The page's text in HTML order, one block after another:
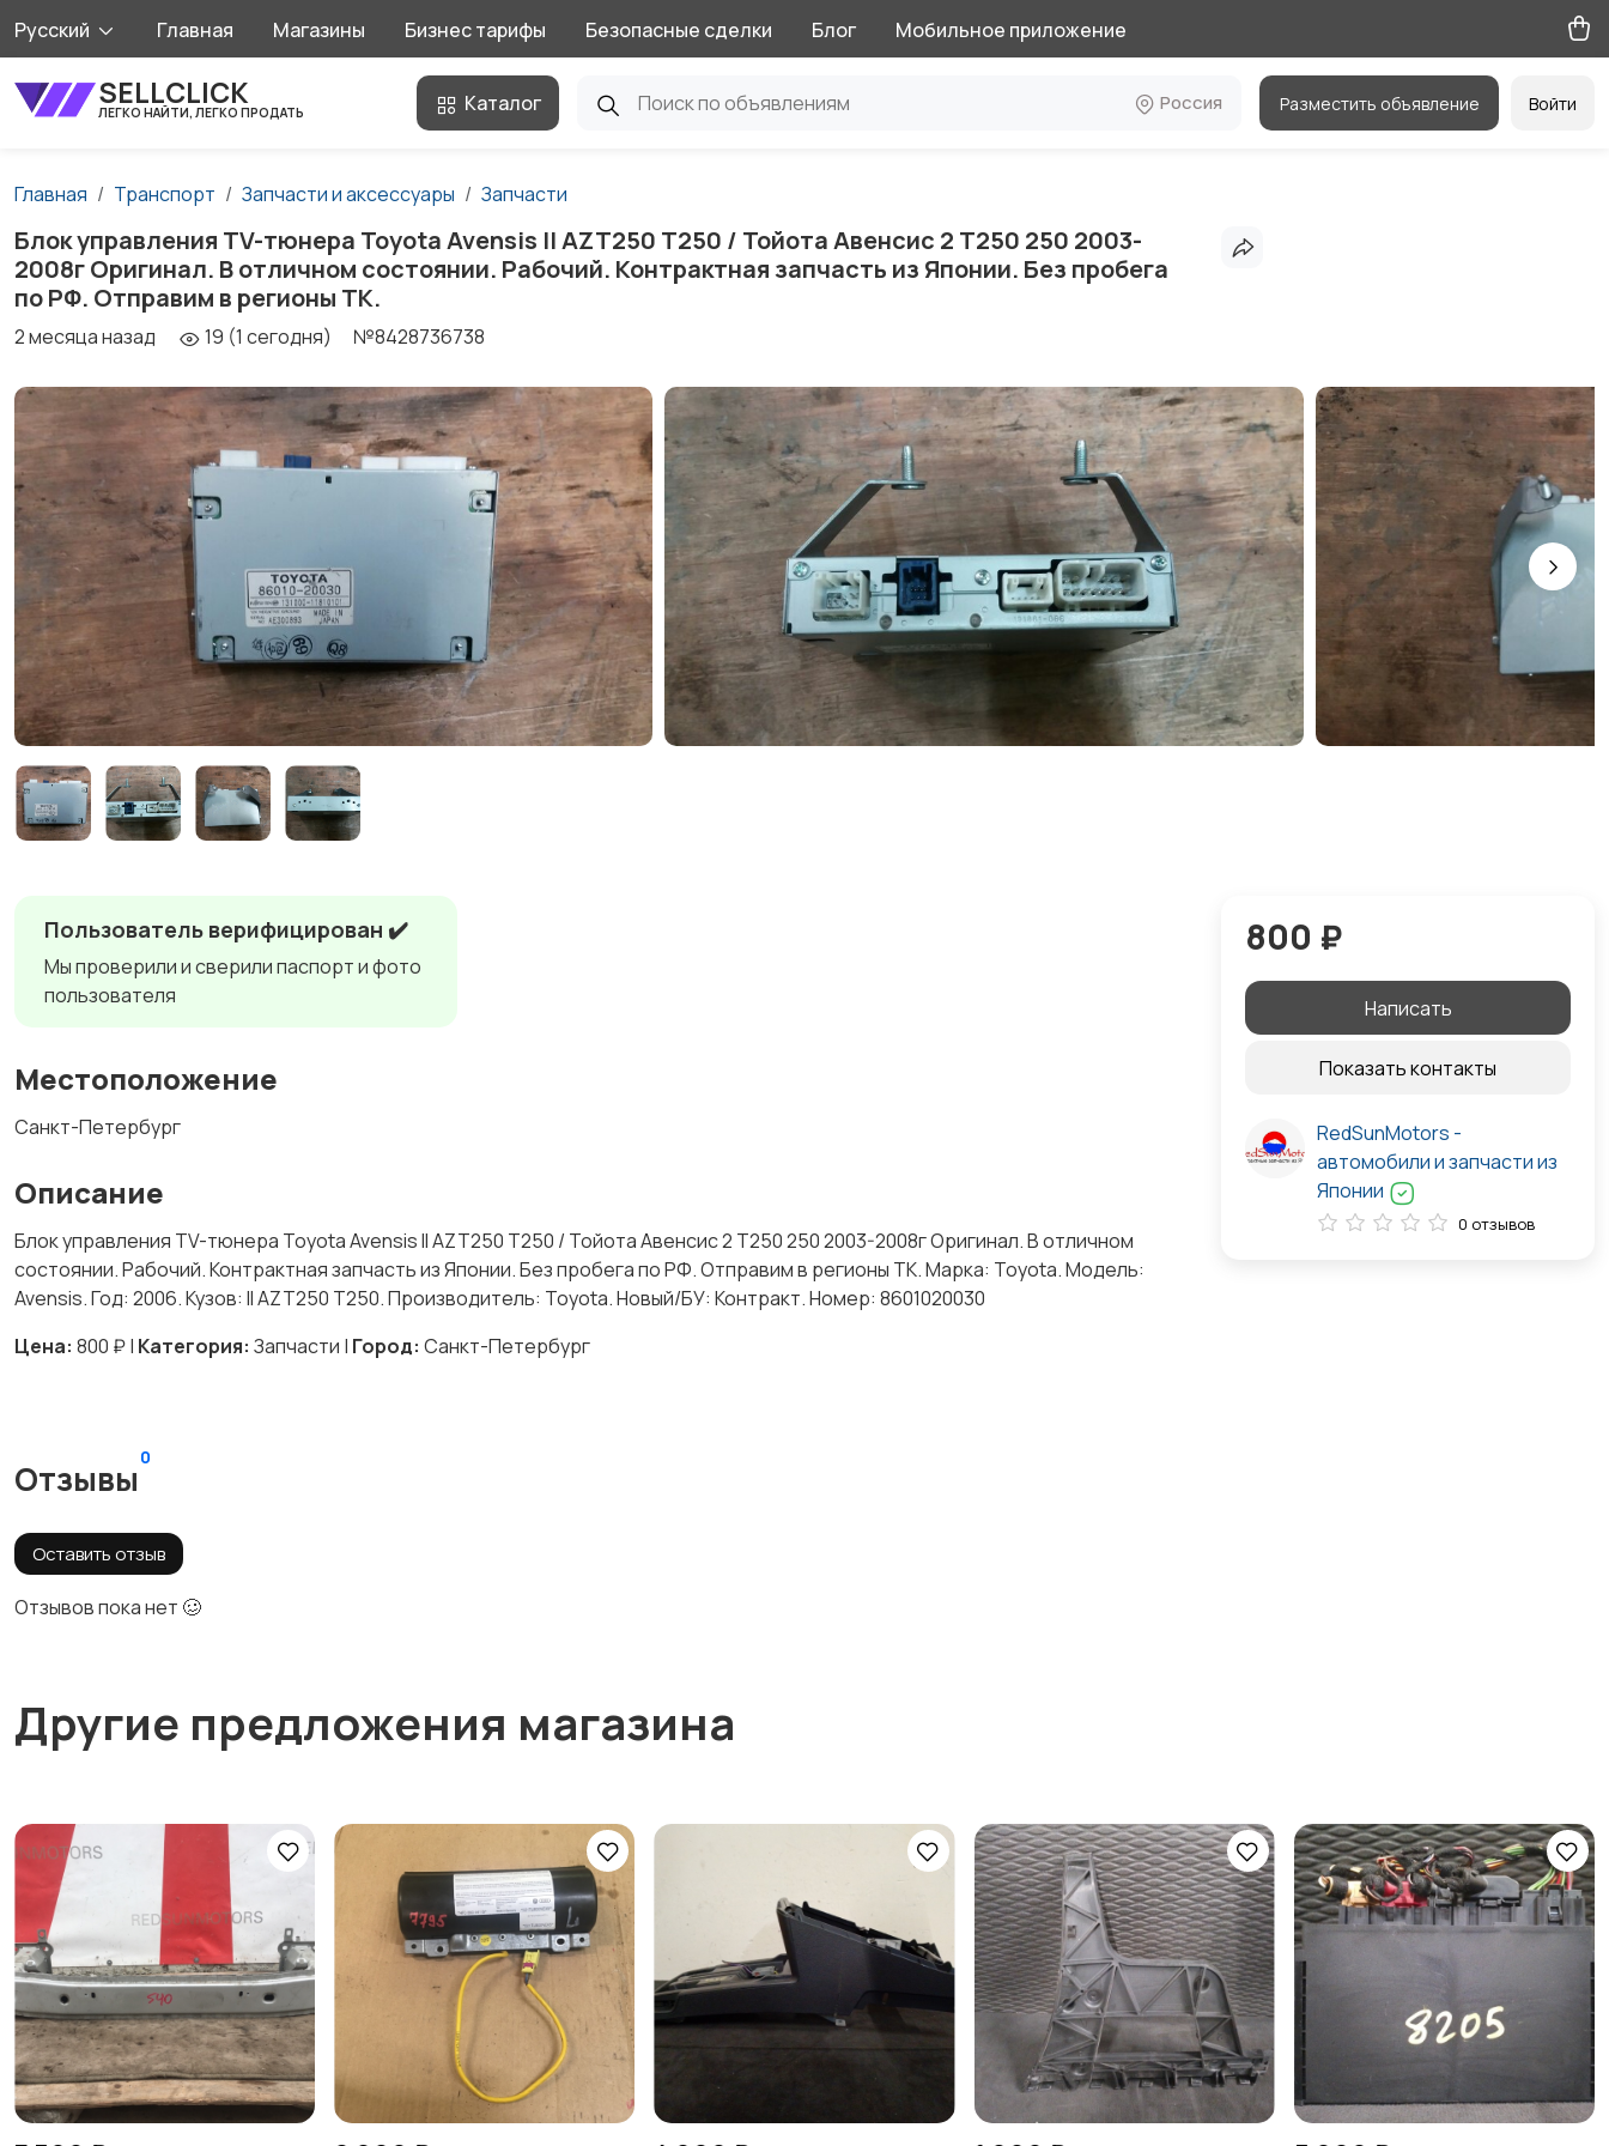
Русский Главная Магазины Бизнес тарифы Безопасные сделки Блог Мобильное приложение
SELLCLICK
ЛЕГКО НАЙТИ, ЛЕГКО ПРОДАТЬ Каталог Россия Разместить объявление Войти
Главная Транспорт Запчасти и аксессуары Запчасти
Блок управления TV-тюнера Toyota Avensis II AZT250 T250 / Тойота Авенсис 2 Т250 250 2003-
2008г Оригинал. В отличном состоянии. Рабочий. Контрактная запчасть из Японии. Без пробега
по РФ. Отправим в регионы ТК.
2 месяца назад 19 (1 сегодня) №8428736738
Пользователь верифицирован ✔️
Мы проверили и сверили паспорт и фото
пользователя
Местоположение
Санкт-Петербург
Описание
Блок управления TV-тюнера Toyota Avensis II AZT250 T250 / Тойота Авенсис 2 Т250 250 2003-2008г Оригинал. В отличном
состоянии. Рабочий. Контрактная запчасть из Японии. Без пробега по РФ. Отправим в регионы ТК. Марка: Toyota. Модель:
Avensis. Год: 2006. Кузов: II AZT250 T250. Производитель: Toyota. Новый/БУ: Контракт. Номер: 8601020030
Цена: 800 ₽ | Категория: Запчасти | Город: Санкт-Петербург
Отзывы
0
Оставить отзыв
Отзывов пока нет 🥴
800 ₽
Написать
Показать контакты
RedSunMotors -
автомобили и запчасти из
Японии
0 отзывов
Другие предложения магазина